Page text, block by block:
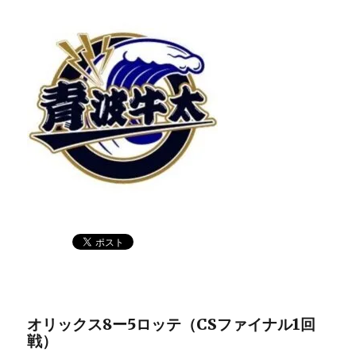
オリックス8ー5ロッテ（CSファイナル1回
戦）